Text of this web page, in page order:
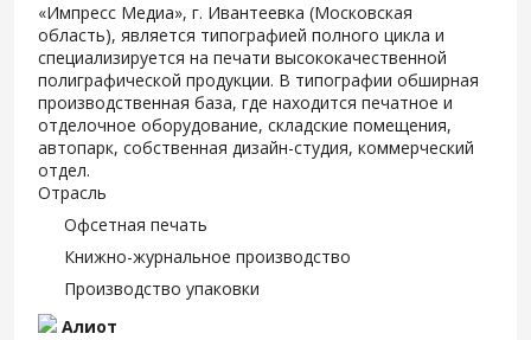
«Импресс Медиа», г. Ивантеевка (Московская
область), является типографией полного цикла и
специализируется на печати высококачественной
полиграфической продукции. В типографии обширная
производственная база, где находится печатное и
отделочное оборудование, складские помещения,
автопарк, собственная дизайн-студия, коммерческий
отдел.
Отрасль
Офсетная печать
Книжно-журнальное производство
Производство упаковки
Алиот